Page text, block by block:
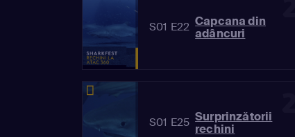
S01 E22 Capcana din
adâncuri
S01 E25 Surprinzătorii
rechini